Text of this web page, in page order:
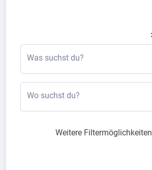
Was suchst du?
Wo suchst du?
Weitere Filtermöglichkeiten